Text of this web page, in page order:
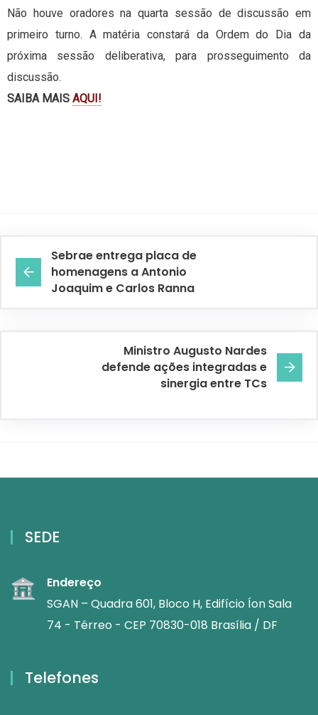
Não houve oradores na quarta sessão de discussão em
primeiro turno. A matéria constará da Ordem do Dia da
próxima sessão deliberativa, para prosseguimento da
discussão.
SAIBA MAIS AQUI!
Sebrae entrega placa de
homenagens a Antonio
Joaquim e Carlos Ranna
Ministro Augusto Nardes
defende ações integradas e
sinergia entre TCs
SEDE
Endereço
SGAN – Quadra 601, Bloco H, Edifício Íon Sala
74 - Térreo - CEP 70830-018 Brasília / DF
Telefones